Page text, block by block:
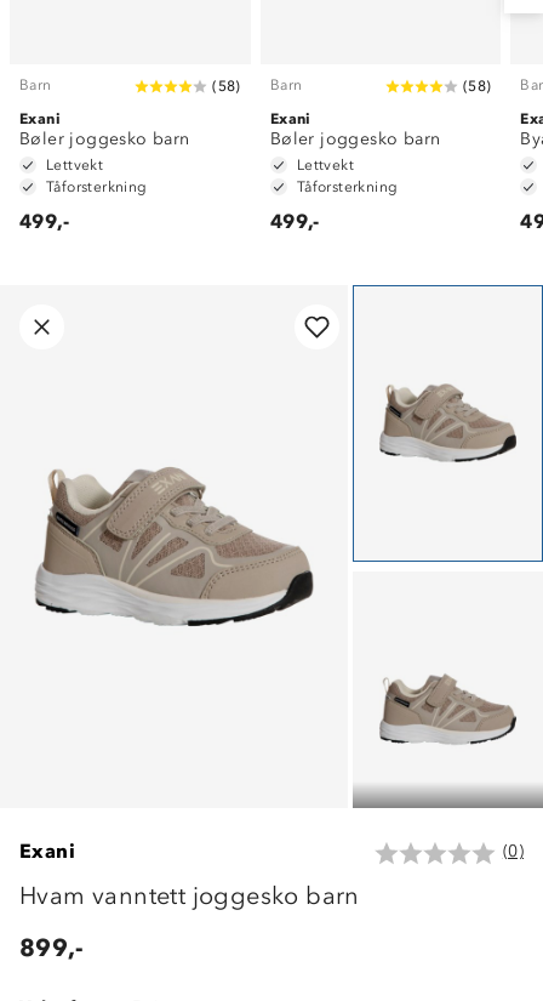
Barn (58)
Exani
Bøler joggesko barn
Lettvekt
Tåforsterkning
499,-
Barn (58)
Exani
Bøler joggesko barn
Lettvekt
Tåforsterkning
499,-
Exani (0)
Hvam vanntett joggesko barn
899,-